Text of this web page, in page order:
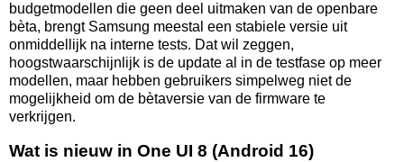
budgetmodellen die geen deel uitmaken van de openbare
bèta, brengt Samsung meestal een stabiele versie uit
onmiddellijk na interne tests. Dat wil zeggen,
hoogstwaarschijnlijk is de update al in de testfase op meer
modellen, maar hebben gebruikers simpelweg niet de
mogelijkheid om de bètaversie van de firmware te
verkrijgen.
Wat is nieuw in One UI 8 (Android 16)